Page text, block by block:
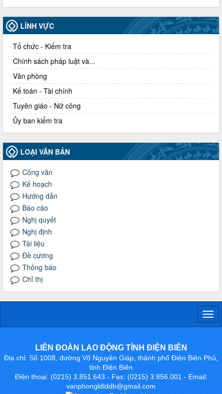
LĨNH VỰC
Tổ chức - Kiểm tra
Chính sách pháp luật và...
Văn phòng
Kế toán - Tài chính
Tuyên giáo - Nữ công
Ủy ban kiểm tra
LOẠI VĂN BẢN
Công văn
Kế hoạch
Hướng dẫn
Báo cáo
Nghị quyết
Nghị định
Tài liệu
Đề cương
Thông báo
Chỉ thị
LIÊN ĐOÀN LAO ĐỘNG TỈNH ĐIỆN BIÊN
Địa chỉ: Số 1008, đường Võ Nguyên Giáp, thành phố Điện Biên Phủ,
tỉnh Điện Biên
Điện thoại: (0215) 3.851.643 - Fax: (0215) 3.856.001 - Email:
vanphongldlddb@gmail.com